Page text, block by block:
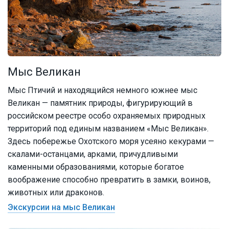
Мыс Великан
Мыс Птичий и находящийся немного южнее мыс
Великан — памятник природы, фигурирующий в
российском реестре особо охраняемых природных
территорий под единым названием «Мыс Великан».
Здесь побережье Охотского моря усеяно кекурами —
скалами-останцами, арками, причудливыми
каменными образованиями, которые богатое
воображение способно превратить в замки, воинов,
животных или драконов.
Экскурсии на мыс Великан